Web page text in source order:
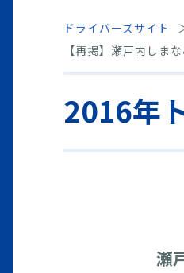
ドライバーズサイト
【再掲】瀬戸内しま
2016年
瀬